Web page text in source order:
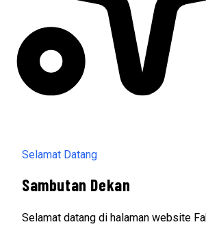
Selamat Datang
Sambutan Dekan
Selamat datang di halaman website